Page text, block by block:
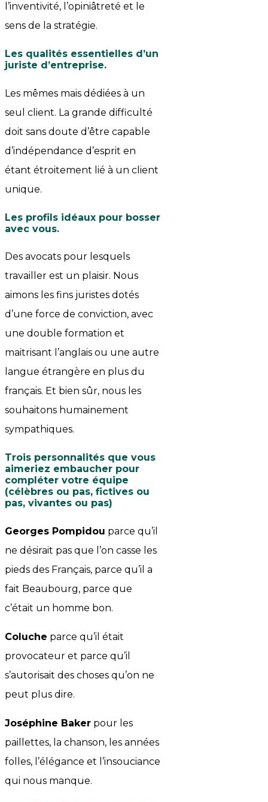
l’inventivité, l’opiniâtreté et le
sens de la stratégie.
Les qualités essentielles d’un
juriste d’entreprise.
Les mêmes mais dédiées à un
seul client. La grande difficulté
doit sans doute d’être capable
d’indépendance d’esprit en
étant étroitement lié à un client
unique.
Les profils idéaux pour bosser
avec vous.
Des avocats pour lesquels
travailler est un plaisir. Nous
aimons les fins juristes dotés
d’une force de conviction, avec
une double formation et
maitrisant l’anglais ou une autre
langue étrangère en plus du
français. Et bien sûr, nous les
souhaitons humainement
sympathiques.
Trois personnalités que vous
aimeriez embaucher pour
compléter votre équipe
(célèbres ou pas, fictives ou
pas, vivantes ou pas)
Georges Pompidou parce qu’il
ne désirait pas que l’on casse les
pieds des Français, parce qu’il a
fait Beaubourg, parce que
c’était un homme bon.
Coluche parce qu’il était
provocateur et parce qu’il
s’autorisait des choses qu’on ne
peut plus dire.
Joséphine Baker pour les
paillettes, la chanson, les années
folles, l’élégance et l’insouciance
qui nous manque.